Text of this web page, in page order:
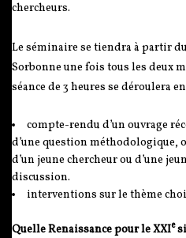
chercheurs.
Le séminaire se tiendra à partir
Sorbonne une fois tous les deux
séance de 3 heures se déroulera
compte-rendu d’un ouvrage
d’une question méthodologique,
d’un jeune chercheur ou d’une
discussion.
interventions sur le thème
Quelle Renaissance pour le XXIe